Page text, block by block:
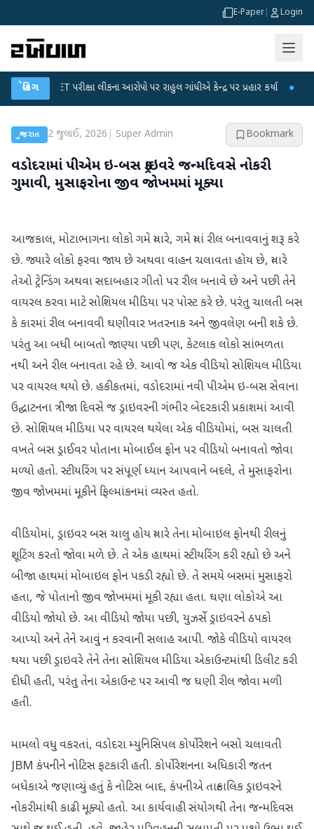
E-Paper Login
બ્રેકિંગ
NET પરીક્ષા લીકના આરોપો પર રાહુલ ગાંધીએ કેન્દ્ર પર પ્રહાર કર્યા ●
ગુજરાત 2 જુલાઈ, 2026 Super Admin Bookmark
વડોદરામાં પીએમ ઇ-બસ ડ્રાઇવરે જન્મદિવસે નોકરી
ગુમાવી, મુસાફરોના જીવ જોખમમાં મૂક્યા
આજકાલ, મોટાભાગના લોકો ગમે ત્યારે, ગમે ત્યાં રીલ બનાવવાનું શરૂ કરે
છે. જ્યારે લોકો ફરવા જાય છે અથવા વાહન ચલાવતા હોય છે, ત્યારે
તેઓ ટ્રેન્ડિંગ અથવા સદાબહાર ગીતો પર રીલ બનાવે છે અને પછી તેને
વાયરલ કરવા માટે સોશિયલ મીડિયા પર પોસ્ટ કરે છે. પરંતુ ચાલતી બસ
કે કારમાં રીલ બનાવવી ઘણીવાર ખતરનાક અને જીવલેણ બની શકે છે.
પરંતુ આ બધી બાબતો જાણ્યા પછી પણ, કેટલાક લોકો સાંભળતા
નથી અને રીલ બનાવતા રહે છે. આવો જ એક વીડિયો સોશિયલ મીડિયા
પર વાયરલ થયો છે. હકીકતમાં, વડોદરામાં નવી પીએમ ઇ-બસ સેવાના
ઉદ્ઘાટનના ત્રીજા દિવસે જ ડ્રાઇવરની ગંભીર બેદરકારી પ્રકાશમાં આવી
છે. સોશિયલ મીડિયા પર વાયરલ થયેલા એક વીડિયોમાં, બસ ચાલતી
વખતે બસ ડ્રાઈવર પોતાના મોબાઈલ ફોન પર વીડિયો બનાવતો જોવા
મળ્યો હતો. સ્ટીયરિંગ પર સંપૂર્ણ ધ્યાન આપવાને બદલે, તે મુસાફરોના
જીવ જોખમમાં મૂકીને ફિલ્માંકનમાં વ્યસ્ત હતો.
વીડિયોમાં, ડ્રાઇવર બસ ચાલુ હોય ત્યારે તેના મોબાઇલ ફોનથી રીલનું
શૂટિંગ કરતો જોવા મળે છે. તે એક હાથમાં સ્ટીયરિંગ કરી રહ્યો છે અને
બીજા હાથમાં મોબાઇલ ફોન પકડી રહ્યો છે. તે સમયે બસમાં મુસાફરો
હતા, જે પોતાનો જીવ જોખમમાં મૂકી રહ્યા હતા. ઘણા લોકોએ આ
વીડિયો જોયો છે. આ વીડિયો જોયા પછી, યુઝર્સે ડ્રાઇવરને ઠપકો
આપ્યો અને તેને આવું ન કરવાની સલાહ આપી. જોકે વીડિયો વાયરલ
થયા પછી ડ્રાઇવરે તેને તેના સોશિયલ મીડિયા એકાઉન્ટમાંથી ડિલીટ કરી
દીધી હતી, પરંતુ તેના એકાઉન્ટ પર આવી જ ઘણી રીલ જોવા મળી
હતી.
મામલો વધુ વકરતાં, વડોદરા મ્યુનિસિપલ કોર્પોરેશને બસો ચલાવતી
JBM કંપનીને નોટિસ ફટકારી હતી. કોર્પોરેશનના અધિકારી જતન
બધેકાએ જણાવ્યું હતું કે નોટિસ બાદ, કંપનીએ તાત્કાલિક ડ્રાઇવરને
નોકરીમાંથી કાઢી મૂક્યો હતો. આ કાર્યવાહી સંયોગથી તેના જન્મદિવસ